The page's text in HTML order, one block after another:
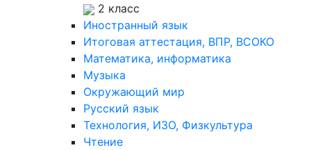
2 класс
Иностранный язык
Итоговая аттестация, ВПР, ВСОКО
Математика, информатика
Музыка
Окружающий мир
Русский язык
Технология, ИЗО, Физкультура
Чтение